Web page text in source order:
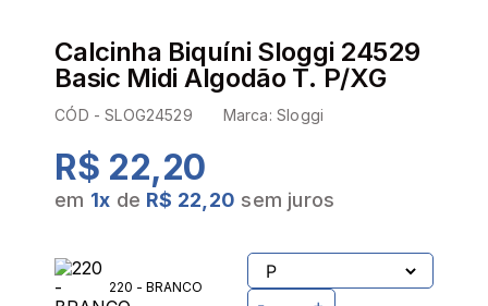
Calcinha Biquíni Sloggi 24529
Basic Midi Algodão T. P/XG
CÓD -SLOG24529 Marca:Sloggi
R$ 22,20
em 1x de R$ 22,20 sem juros
220 - BRANCO